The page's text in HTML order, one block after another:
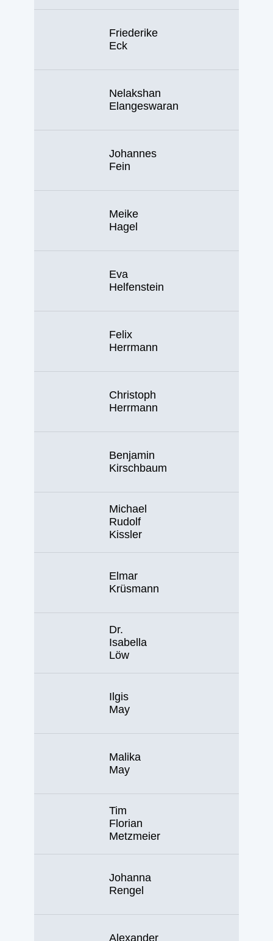
Friederike
Eck
Nelakshan
Elangeswaran
Johannes
Fein
Meike
Hagel
Eva
Helfenstein
Felix
Herrmann
Christoph
Herrmann
Benjamin
Kirschbaum
Michael
Rudolf
Kissler
Elmar
Krüsmann
Dr.
Isabella
Löw
Ilgis
May
Malika
May
Tim
Florian
Metzmeier
Johanna
Rengel
Alexander